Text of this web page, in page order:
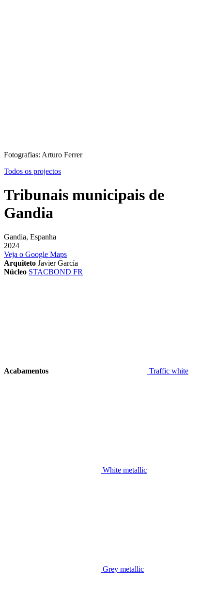
Fotografias: Arturo Ferrer
Todos os projectos
Tribunais municipais de
Gandia
Gandia, Espanha
2024
Veja o Google Maps
Arquiteto Javier García
Núcleo STACBOND FR
Acabamentos Traffic white
White metallic
Grey metallic